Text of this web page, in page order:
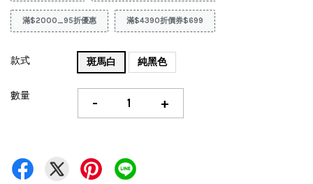
滿$2000_95折優惠 滿$4390折價券$699
款式 斑馬白 純黑色
數量 - +